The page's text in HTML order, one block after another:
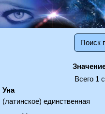
Поиск
Всего 1
Уна
(латинское) единственная